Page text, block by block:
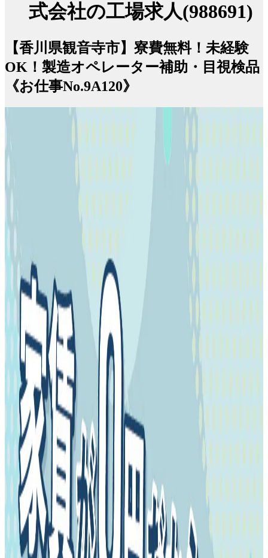
式会社の工場求人(988691)
【香川県観音寺市】寮費無料！未経験
OK！製造オペレーター補助・目視検品
《お仕事No.9A120》